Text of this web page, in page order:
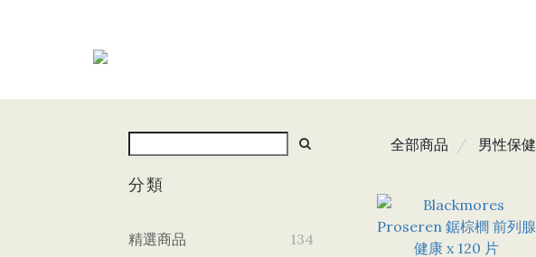
分類
精選商品
134
全部商品 男性保健